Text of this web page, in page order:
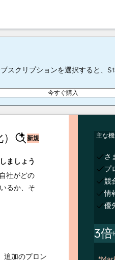
スクリプションを選択すると、
今すぐ購入
新規
ましょう
社がどの
るか、そ
追加のプロン
主な
さ
プ
競
情
優
3倍